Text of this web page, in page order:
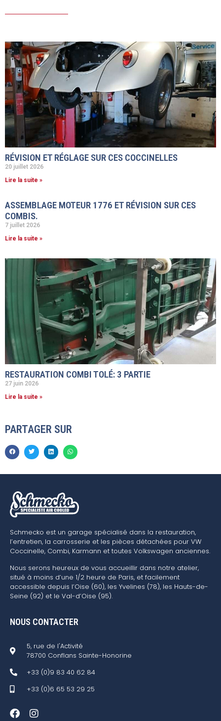
RÉVISION ET RÉGLAGE SUR CES COCCINELLES
20 juillet 2026
Lire la suite »
ASSEMBLAGE MOTEUR 1776 ET RÉVISION SUR CES
COMBIS.
7 juillet 2026
Lire la suite »
RESTAURATION COMBI TOLÉ: 3 PARTIE
27 juin 2026
Lire la suite »
PARTAGER SUR
Schmecko est un garage spécialisé dans la restauration,
l’entretien, la carrosserie et les pièces détachées pour VW
Coccinelle, Combi, Karmann et toutes Volkswagen anciennes.
Nous serons heureux de vous accueillir dans notre atelier,
situé à moins d’une 1/2 heure de Paris, et facilement
accessible depuis l’Oise (60), les Yvelines (78), les Hauts-de-
Seine (92) et le Val-d’Oise (95).
NOUS CONTACTER
5, rue de l'Activité
78700 Conflans Sainte-Honorine
+33 (0)9 83 40 62 84
+33 (0)6 65 53 29 25